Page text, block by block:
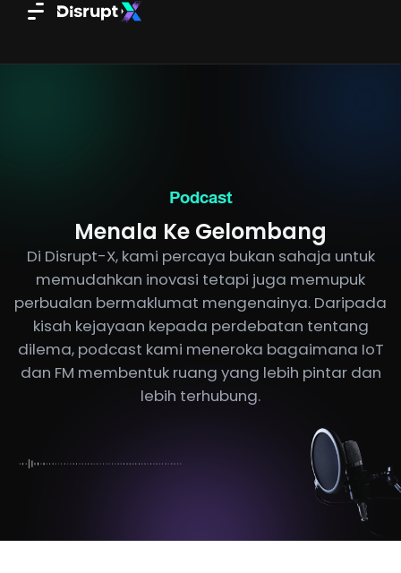
Podcast
Menala Ke Gelombang
Di Disrupt-X, kami percaya bukan sahaja untuk
memudahkan inovasi tetapi juga memupuk
perbualan bermaklumat mengenainya. Daripada
kisah kejayaan kepada perdebatan tentang
dilema, podcast kami meneroka bagaimana IoT
dan FM membentuk ruang yang lebih pintar dan
lebih terhubung.